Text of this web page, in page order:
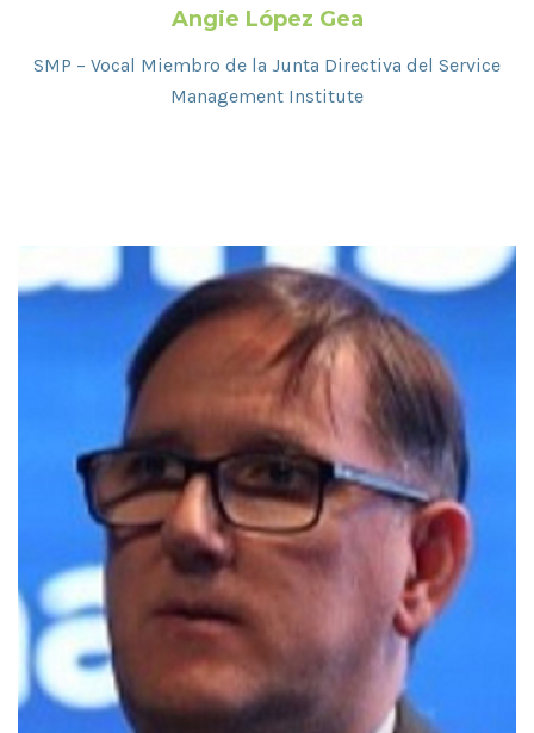
Angie López Gea
SMP – Vocal Miembro de la Junta Directiva del Service
Management Institute